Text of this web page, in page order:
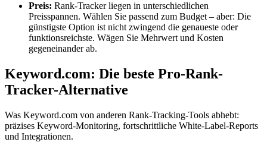
Preis: Rank-Tracker liegen in unterschiedlichen
Preisspannen. Wählen Sie passend zum Budget – aber: Die
günstigste Option ist nicht zwingend die genaueste oder
funktionsreichste. Wägen Sie Mehrwert und Kosten
gegeneinander ab.
Keyword.com: Die beste Pro-Rank-
Tracker-Alternative
Was Keyword.com von anderen Rank-Tracking-Tools abhebt:
präzises Keyword-Monitoring, fortschrittliche White-Label-Reports
und Integrationen.